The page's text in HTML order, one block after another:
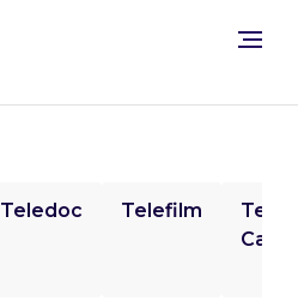
Teledoc Telefilm